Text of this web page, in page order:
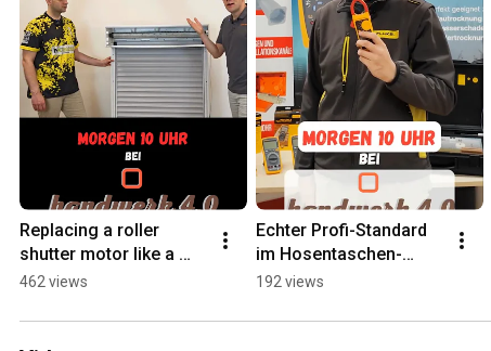
Replacing a roller
shutter motor like a
pro! 🛠️ #shorts
#RollerShutterMotor
462 views
Echter Profi-Standard
im Hosentaschen-
Format! ⚡ Das neue
#Fluke #Fluke301D
192 views